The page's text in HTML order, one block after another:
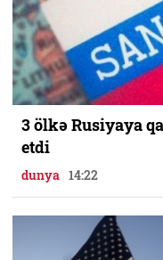
3 ölkə Rusiyaya
etdi
dunya 14:22